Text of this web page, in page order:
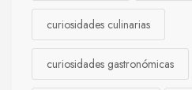
curiosidades culinarias
curiosidades gastronómicas